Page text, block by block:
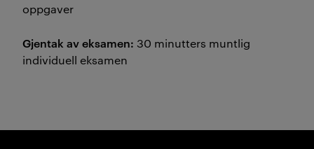
oppgaver
Gjentak av eksamen: 30 minutters muntlig
individuell eksamen